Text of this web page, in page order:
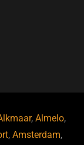
,Almelo,
,Amsterdam,